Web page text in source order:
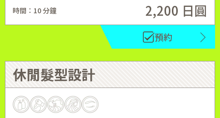
時間：10 分鐘 2,200 日圓
預約
休閒髮型設計